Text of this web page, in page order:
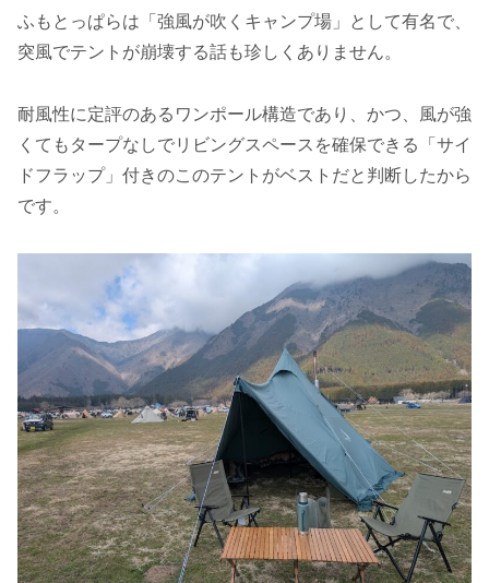
ふもとっぱらは「強風が吹くキャンプ場」として有名で、
突風でテントが崩壊する話も珍しくありません。
耐風性に定評のあるワンポール構造であり、かつ、風が強
くてもタープなしでリビングスペースを確保できる「サイ
ドフラップ」付きのこのテントがベストだと判断したから
です。